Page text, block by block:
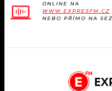
OSTATNÍ
ONLINE NA
WWW.EXPRESFM.CZ
NEBO PŘÍMO NA